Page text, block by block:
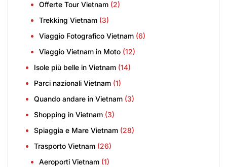
Offerte Tour Vietnam (2)
Trekking Vietnam (3)
Viaggio Fotografico Vietnam (6)
Viaggio Vietnam in Moto (12)
Isole più belle in Vietnam (14)
Parci nazionali Vietnam (1)
Quando andare in Vietnam (3)
Shopping in Vietnam (3)
Spiaggia e Mare Vietnam (28)
Trasporto Vietnam (26)
Aeroporti Vietnam (1)